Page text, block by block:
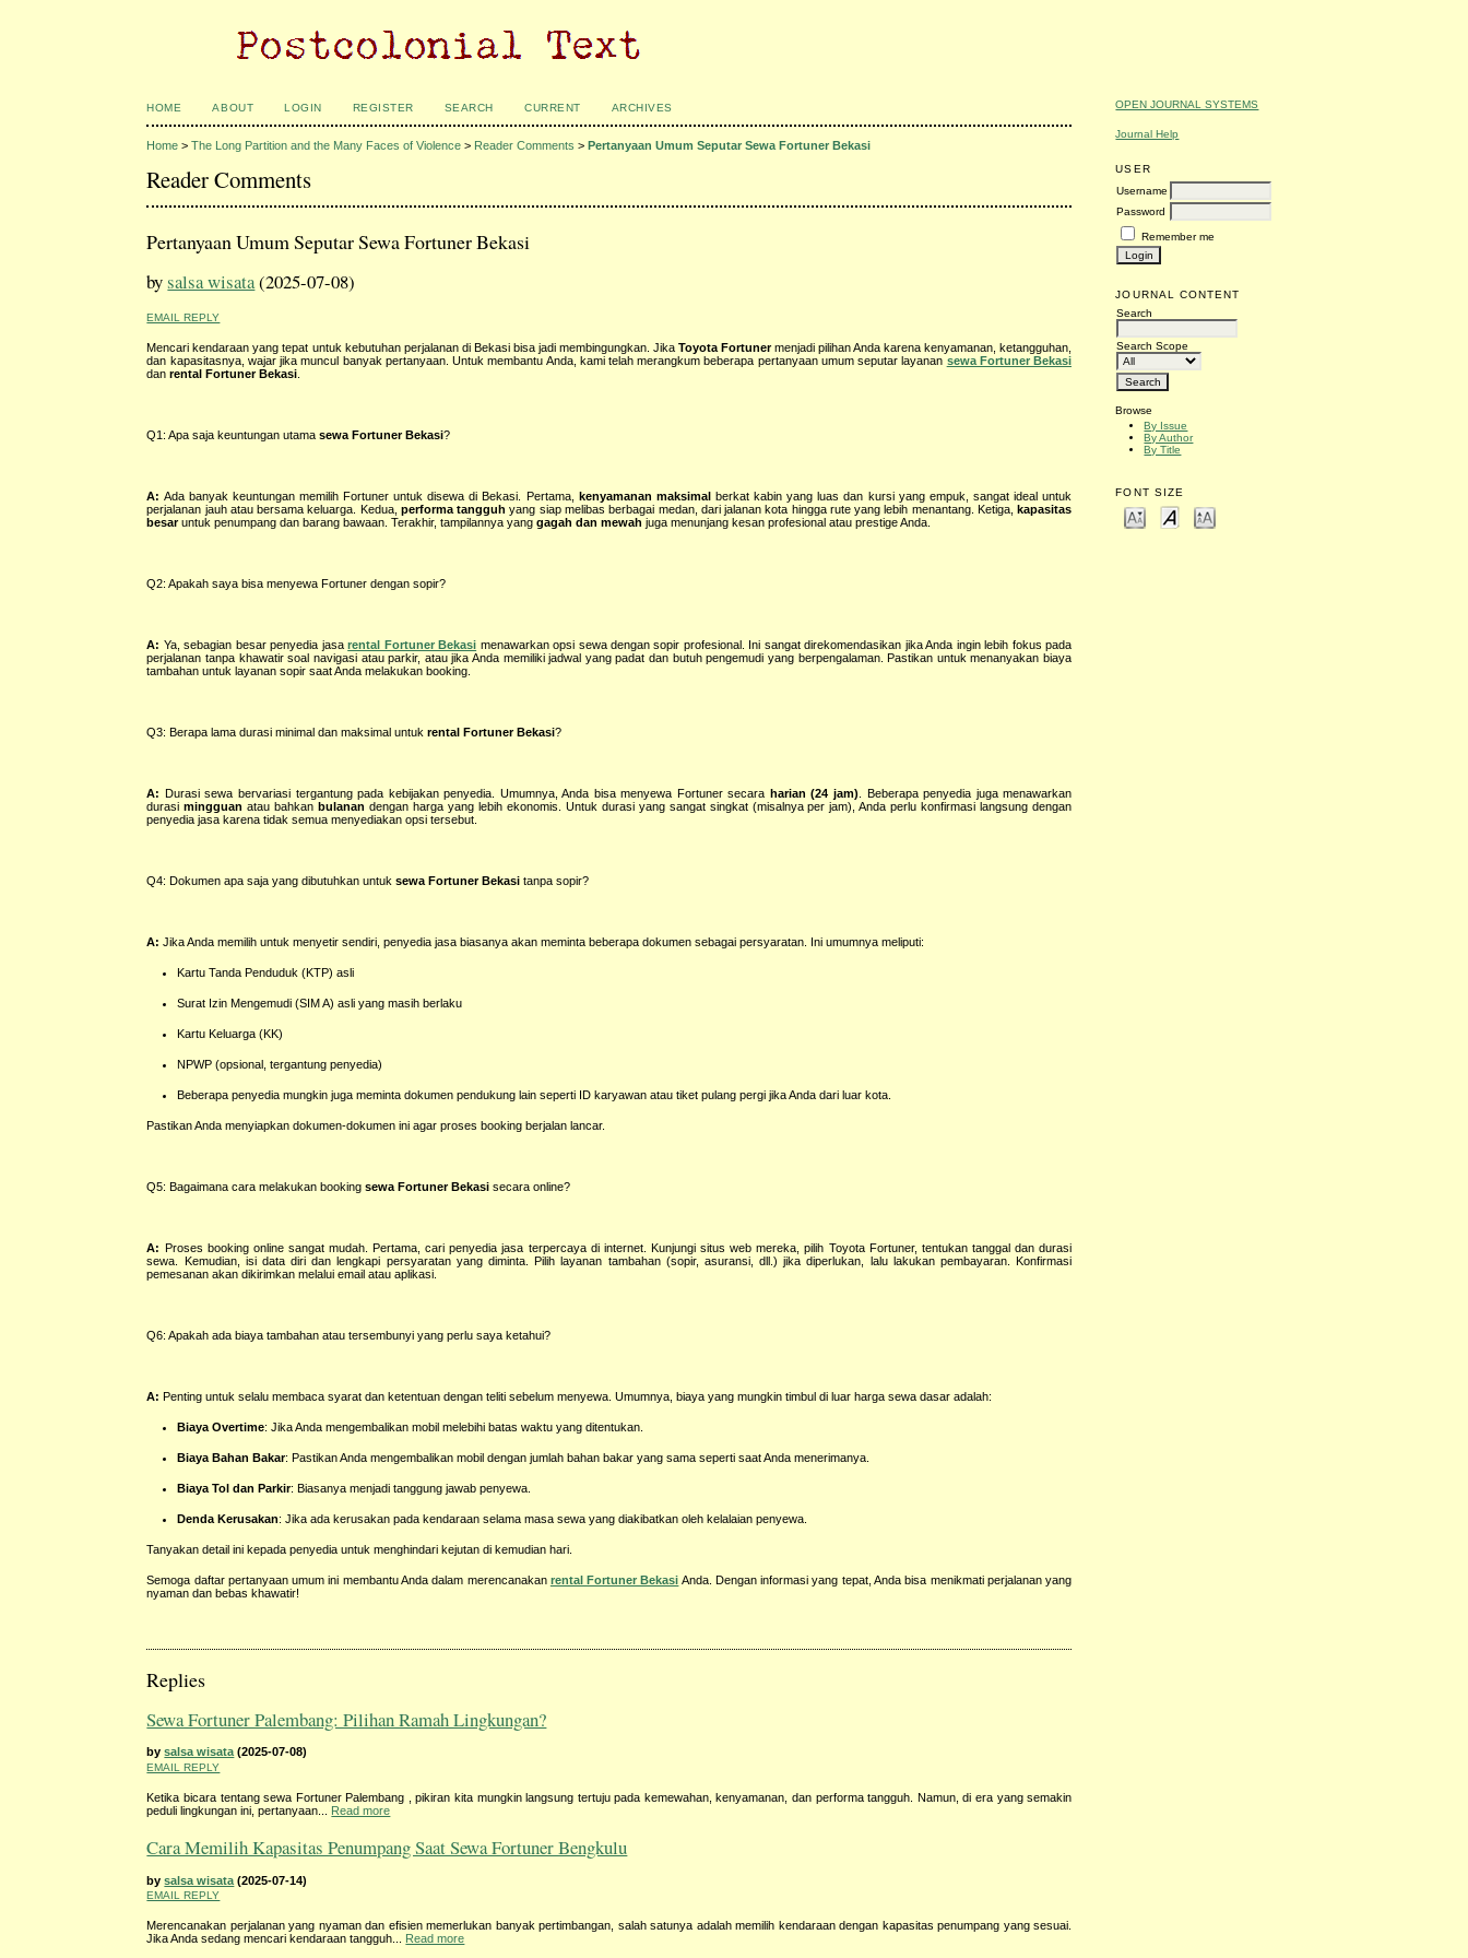
OPEN JOURNAL SYSTEMS
Journal Help
USER
Username
Password
Remember me
JOURNAL CONTENT
Search
Search Scope
Browse
By Issue
By Author
By Title
FONT SIZE
HOME ABOUT LOGIN REGISTER SEARCH CURRENT ARCHIVES
Home >The Long Partition and the Many Faces of Violence > Reader Comments >Pertanyaan Umum Seputar Sewa Fortuner Bekasi
Reader Comments
Pertanyaan Umum Seputar Sewa Fortuner Bekasi
bysalsa wisata(2025-07-08)
EMAIL REPLY
Mencari kendaraan yang tepat untuk kebutuhan perjalanan di Bekasi bisa jadi membingungkan. Jika Toyota Fortunermenjadi pilihan Anda karena kenyamanan, ketangguhan,
dan kapasitasnya, wajar jika muncul banyak pertanyaan. Untuk membantu Anda, kami telah merangkum beberapa pertanyaan umum seputar layanan sewa Fortuner Bekasi
danrental Fortuner Bekasi
Q1: Apa saja keuntungan utamasewa Fortuner Bekasi?
A: Ada banyak keuntungan memilih Fortuner untuk disewa di Bekasi. Pertama, kenyamanan maksimalberkat kabin yang luas dan kursi yang empuk, sangat ideal untuk
perjalanan jauh atau bersama keluarga. Kedua, performa tangguh yang siap melibas berbagai medan, dari jalanan kota hingga rute yang lebih menantang. Ketiga,kapasitas
besaruntuk penumpang dan barang bawaan. Terakhir, tampilannya yanggagah dan mewah juga menunjang kesan profesional atau prestige Anda.
Q2: Apakah saya bisa menyewa Fortuner dengan sopir?
A: Ya, sebagian besar penyedia jasarental Fortuner Bekasi menawarkan opsi sewa dengan sopir profesional. Ini sangat direkomendasikan jika Anda ingin lebih fokus pada
perjalanan tanpa khawatir soal navigasi atau parkir, atau jika Anda memiliki jadwal yang padat dan butuh pengemudi yang berpengalaman. Pastikan untuk menanyakan biaya
tambahan untuk layanan sopir saat Anda melakukan booking.
Q3: Berapa lama durasi minimal dan maksimal untukrental Fortuner Bekasi?
A: Durasi sewa bervariasi tergantung pada kebijakan penyedia. Umumnya, Anda bisa menyewa Fortuner secara harian (24 jam) . Beberapa penyedia juga menawarkan
durasimingguan atau bahkanbulanan dengan harga yang lebih ekonomis. Untuk durasi yang sangat singkat (misalnya per jam), Anda perlu konfirmasi langsung dengan
penyedia jasa karena tidak semua menyediakan opsi tersebut.
Q4: Dokumen apa saja yang dibutuhkan untuksewa Fortuner Bekasi tanpa sopir?
A: Jika Anda memilih untuk menyetir sendiri, penyedia jasa biasanya akan meminta beberapa dokumen sebagai persyaratan. Ini umumnya meliputi:
Kartu Tanda Penduduk (KTP) asli
Surat Izin Mengemudi (SIM A) asli yang masih berlaku
Kartu Keluarga (KK)
NPWP (opsional, tergantung penyedia)
Beberapa penyedia mungkin juga meminta dokumen pendukung lain seperti ID karyawan atau tiket pulang pergi jika Anda dari luar kota.
Pastikan Anda menyiapkan dokumen-dokumen ini agar proses booking berjalan lancar.
Q5: Bagaimana cara melakukan bookingsewa Fortuner Bekasi secara online?
A: Proses booking online sangat mudah. Pertama, cari penyedia jasa terpercaya di internet. Kunjungi situs web mereka, pilih Toyota Fortuner, tentukan tanggal dan durasi
sewa. Kemudian, isi data diri dan lengkapi persyaratan yang diminta. Pilih layanan tambahan (sopir, asuransi, dll.) jika diperlukan, lalu lakukan pembayaran. Konfirmasi
pemesanan akan dikirimkan melalui email atau aplikasi.
Q6: Apakah ada biaya tambahan atau tersembunyi yang perlu saya ketahui?
A: Penting untuk selalu membaca syarat dan ketentuan dengan teliti sebelum menyewa. Umumnya, biaya yang mungkin timbul di luar harga sewa dasar adalah:
Biaya Overtime: Jika Anda mengembalikan mobil melebihi batas waktu yang ditentukan.
Biaya Bahan Bakar: Pastikan Anda mengembalikan mobil dengan jumlah bahan bakar yang sama seperti saat Anda menerimanya.
Biaya Tol dan Parkir: Biasanya menjadi tanggung jawab penyewa.
Denda Kerusakan: Jika ada kerusakan pada kendaraan selama masa sewa yang diakibatkan oleh kelalaian penyewa.
Tanyakan detail ini kepada penyedia untuk menghindari kejutan di kemudian hari.
Semoga daftar pertanyaan umum ini membantu Anda dalam merencanakan rental Fortuner Bekasi Anda. Dengan informasi yang tepat, Anda bisa menikmati perjalanan yang
nyaman dan bebas khawatir!
Replies
Sewa Fortuner Palembang: Pilihan Ramah Lingkungan?
bysalsa wisata (2025-07-08)
EMAIL REPLY
Ketika bicara tentang sewa Fortuner Palembang , pikiran kita mungkin langsung tertuju pada kemewahan, kenyamanan, dan performa tangguh. Namun, di era yang semakin
peduli lingkungan ini, pertanyaan... Read more
Cara Memilih Kapasitas Penumpang Saat Sewa Fortuner Bengkulu
bysalsa wisata (2025-07-14)
EMAIL REPLY
Merencanakan perjalanan yang nyaman dan efisien memerlukan banyak pertimbangan, salah satunya adalah memilih kendaraan dengan kapasitas penumpang yang sesuai.
Jika Anda sedang mencari kendaraan tangguh...
Read more